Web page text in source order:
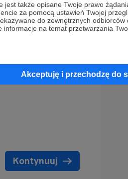
jest także opisane Twoje prawo
za pomocą ustawień Twojej
do zewnętrznych odbiorców
informacje na temat przetwarzania
Akceptuję i przechodzę do
Kontynuuj